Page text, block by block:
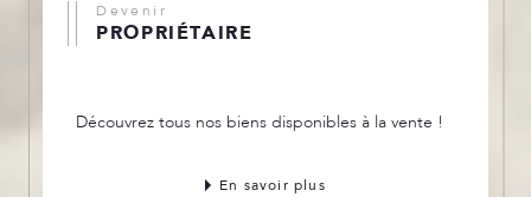
Devenir
PROPRIÉTAIRE
Découvrez tous nos biens disponibles à la vente !
En savoir plus